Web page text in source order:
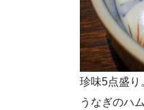
珍味5点盛り
うなぎのハ